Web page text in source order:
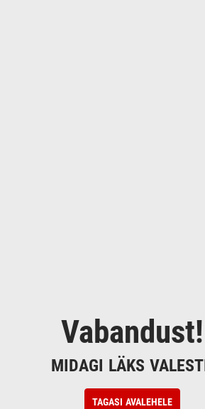
Vabandust!
MIDAGI LÄKS
TAGASI AVALEHELE